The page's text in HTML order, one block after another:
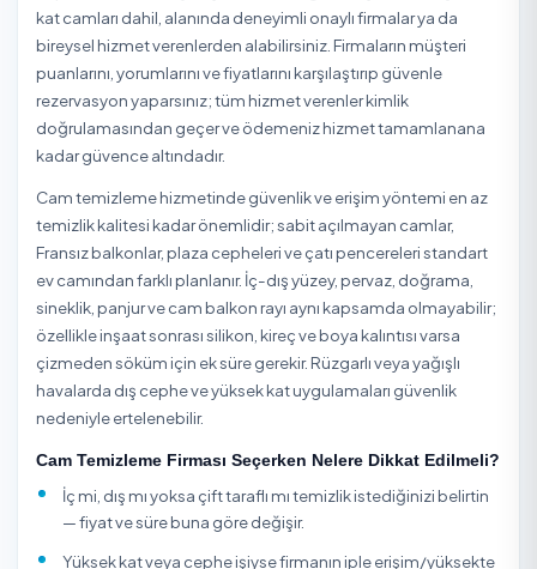
Kandıra / Kocaeli Diğer Temizlik Hizmetleri
Kandıra / Kocaeli Apartman Temizleme
Kandıra / Kocaeli Dezenfeksiyon
Kandıra / Kocaeli Ev Temizliği Kandıra / Kocaeli
Kandıra / Kocaeli İnşaat Sonrası Temizlik
Kandıra / Kocaeli Ofis Temizliği
Cam Temizleme Hakkında
Cam temizleme, sıradan bir yüzey silme işi değil; ışığın
her noktada en küçük izi bile gösteren, doğru ekipman